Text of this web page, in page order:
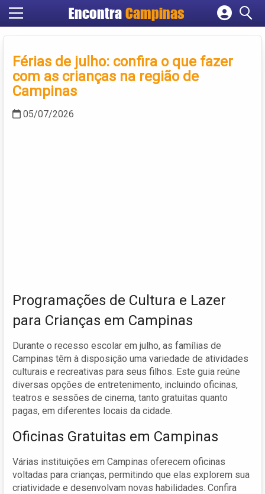
Encontra Campinas
Cadastrar empresa
Criar conta
Férias de julho: confira o que fazer
com as crianças na região de
Campinas
05/07/2026
Programações de Cultura e Lazer
para Crianças em Campinas
Durante o recesso escolar em julho, as famílias de
Campinas têm à disposição uma variedade de atividades
culturais e recreativas para seus filhos. Este guia reúne
diversas opções de entretenimento, incluindo oficinas,
teatros e sessões de cinema, tanto gratuitas quanto
pagas, em diferentes locais da cidade.
Oficinas Gratuitas em Campinas
Várias instituições em Campinas oferecem oficinas
voltadas para crianças, permitindo que elas explorem sua
criatividade e desenvolvam novas habilidades. Confira